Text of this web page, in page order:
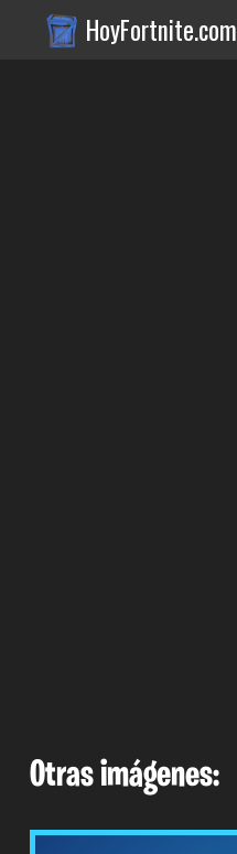
HoyFortnite.com
Otras imágenes: